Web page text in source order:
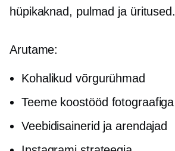
hüpikaknad, pulmad ja üritused.
Arutame:
Kohalikud võrgurühmad
Teeme koostööd fotograafiga
Veebidisainerid ja arendajad